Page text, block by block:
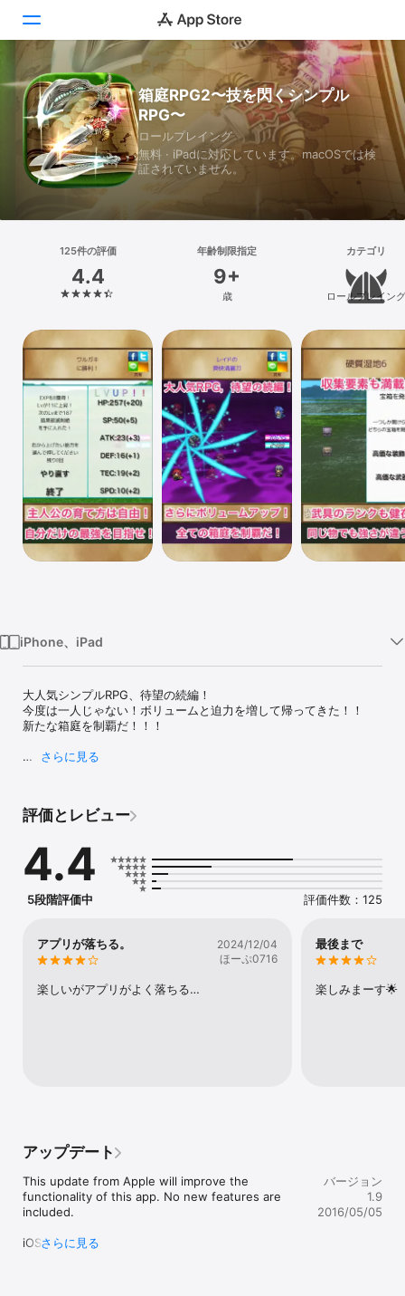
Today
ゲーム
アプリ
検索
プラットフォーム
iPhone
iPad
Vision
Watch
TV
箱庭RPG2〜技を閃くシンプル
RPG〜
ロールプレイング
無料 · iPadに対応しています。macOSでは検
証されていません。
125件の評価
4.4
年齢制限指定
9+
歳
カテゴリ
ロールプレイング
iPhone、iPad
大人気シンプルRPG、待望の続編！
今度は一人じゃない！ボリュームと迫力を増して帰ってきた！！
新たな箱庭を制覇だ！！！
君は全ての技を見られるか！！！
■シンプルでスピーディなバトル！
単純だからこそ奥が深い！！
全てのモンスターを討伐せよ！！！
■キャラの可能性は無限大！
ステータスの上げ方は君の自由！！
敵総数:500種類以上！！
技総数:300種類以上！！
アイテム総数:1000種類以上！！！
さらに見る
評価とレビュー
4.4
5段階評価中 評価件数：125
アプリが落ちる。
2024/12/04
ほーぷ0716
楽しいがアプリがよく落ちる…
最後まで
楽しみまーす🌟
アップデート
This update from Apple will improve the
functionality of this app. No new features are
included.
iOS9対応
さらに見る
バージョン
1.9
2016/05/05